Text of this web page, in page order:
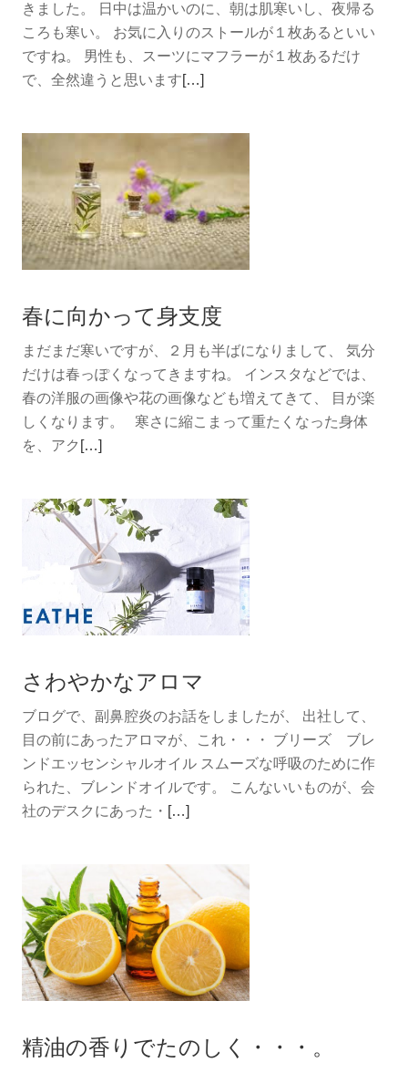
ら
キ
イ
きました。 日中は温かいのに、朝は肌寒いし、夜帰る
ころも寒い。 お気に入りのストールが１枚あるといい
ですね。 男性も、スーツにマフラーが１枚あるだけ
で、全然違うと思います続
む
と
と
の
え
[…]
春に向かって身支度
まだまだ寒いですが、２月も半ばになりまして、 気分
だけは春っぽくなってきますね。 インスタなどでは、
春の洋服の画像や花の画像なども増えてきて、 目が楽
しくなります。 寒さに縮こまって重たくなった身体
を、アク 続
読
む
春
に
向
か
て
度
[…]
さわやかなアロマ
ブログで、副鼻腔炎のお話をしましたが、 出社して、
目の前にあったアロマが、これ・・・ ブリーズ ブレ
ンドエッセンシャルオイル スムーズな呼吸のために作
られた、ブレンドオイルです。 こんないいものが、会
社のデスクにあった・ 続
読
む
さ
わ
や
か
ア
[…]
精油の香りでたのしく・・・。